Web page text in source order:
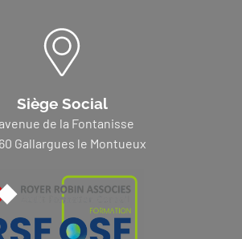
Siège Social
de la Fontanisse
Gallargues le Montueux